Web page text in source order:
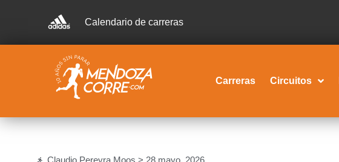
Calendario de carreras
Carreras Circuitos
Claudio Pereyra Moos > 28 mayo, 2026